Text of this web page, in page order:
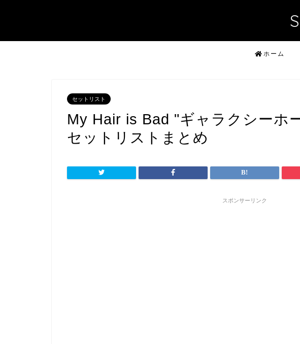
ホーム
セットリスト
My Hair is Bad "ギャラクシーホ
セットリストまとめ
スポンサーリンク